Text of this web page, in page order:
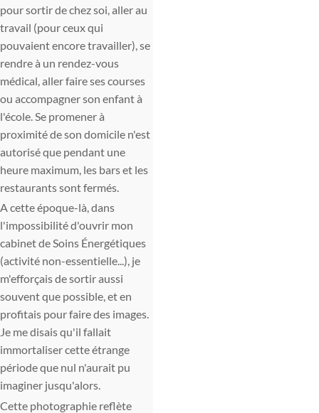
pour sortir de chez soi, aller au
travail (pour ceux qui
pouvaient encore travailler), se
rendre à un rendez-vous
médical, aller faire ses courses
ou accompagner son enfant à
l'école. Se promener à
proximité de son domicile n'est
autorisé que pendant une
heure maximum, les bars et les
restaurants sont fermés.
A cette époque-là, dans
l'impossibilité d'ouvrir mon
cabinet de Soins Énergétiques
(activité non-essentielle...), je
m'efforçais de sortir aussi
souvent que possible, et en
profitais pour faire des images.
Je me disais qu'il fallait
immortaliser cette étrange
période que nul n'aurait pu
imaginer jusqu'alors.
Cette photographie reflète